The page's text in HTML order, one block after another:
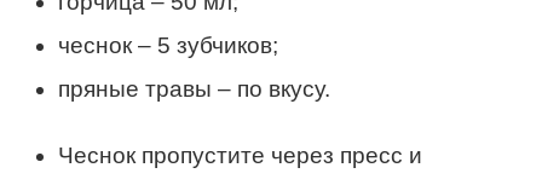
чеснок – 5 зубчиков;
пряные травы – по вкусу.
Чеснок пропустите через пресс и